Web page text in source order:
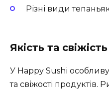
Різні види
Якість та
У Happy Sushі
та свіжості продуктів.